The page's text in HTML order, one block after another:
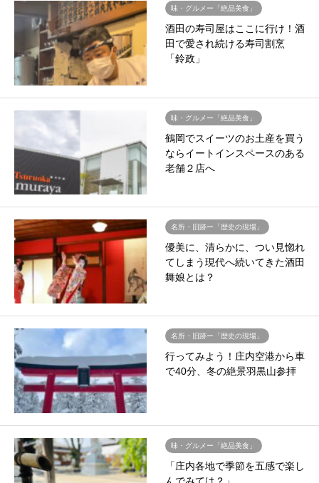
味・グルメー「絶品美食」
酒田の寿司屋はここに行け！酒
田で愛され続ける寿司割烹
「鈴政」
味・グルメー「絶品美食」
鶴岡でスイーツのお土産を買う
ならイートインスペースのある
老舗２店へ
名所・旧跡ー「歴史の現場」
優美に、清らかに、つい見惚れ
てしまう現代へ続いてきた酒田
舞娘とは？
名所・旧跡ー「歴史の現場」
行ってみよう！庄内空港から車
で40分、冬の絶景羽黒山参拝
味・グルメー「絶品美食」
「庄内各地で季節を五感で楽し
んでみては？」